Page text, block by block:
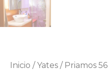
Inicio /Yates / Priamos 56